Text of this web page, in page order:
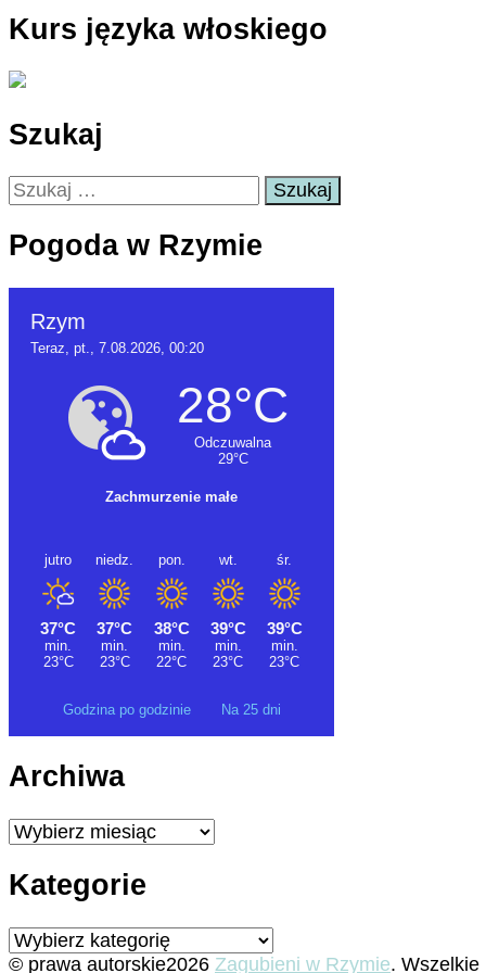
Kurs języka włoskiego
Szukaj
Szukaj:
Pogoda w Rzymie
Godzina po godzinie Na 25 dni
Archiwa
Archiwa
Kategorie
Kategorie
© prawa autorskie2026 Zagubieni w Rzymie. Wszelkie